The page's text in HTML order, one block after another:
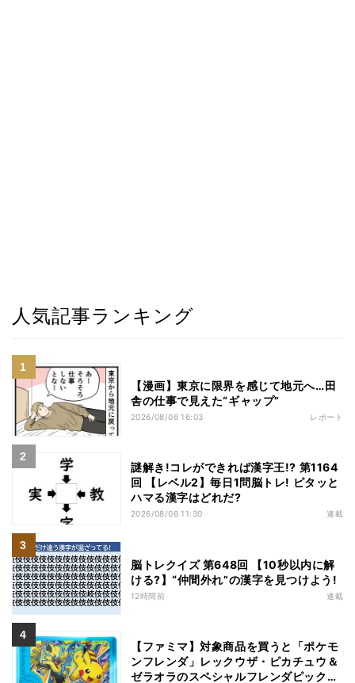
人気記事ランキング
【漫画】東京に限界を感じて地元へ…田
舎の仕事で見えた“ギャップ”
2026/08/06 16:03 レポート
謎解き!コレができれば漢字王!? 第1164
回 【レベル2】毎日1問脳トレ! ピタッと
ハマる漢字はどれだ?
2026/08/06 11:30 連載
脳トレクイズ 第648回 【10秒以内に解
ける?】“仲間外れ”の漢字を見つけよう!
12時間前 連載
【ファミマ】対象商品を買うと「ポケモ
ンフレンダ」レックウザ・ピカチュウ＆
ゼラオラのスペシャルフレンダピックが